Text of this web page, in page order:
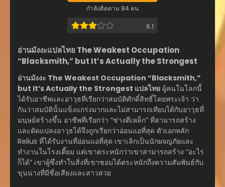
กำลังติดตาม 84 คน
6.1
อ่านมังงะแปลไทย The Weakest Occupation
“Blacksmith,” but It’s Actually the Strongest
อ่านมังงะ The Weakest Occupation “Blacksmith,”
but It’s Actually the Strongest แปลไทย ผู้คนในโลกนี้
ได้รับอาชีพและอาวุธที่เรียกว่าสมบัติศักดิ์สิทธิ์โดยพระเจ้า ว่า
กันว่าสมบัตินั้นแข็งแกร่งมากและไม่สามารถเทียบได้กับอาวุธที่
มนุษย์สร้างขึ้น อาชีพที่เรียกว่า “ช่างตีเหล็ก” ที่สามารถสร้าง
และดัดแปลงอาวุธได้จึงถูกเรียกว่าอ่อนแอที่สุด ตัวเอกหลัก
Relius ที่ได้รับงานที่อ่อนแอที่สุด เขาเลิกเป็นนักผจญภัยและ
ทำงานในโรงเตี๊ยม แต่เขาตระหนักว่าเขาสามารถสร้าง “อะไร
ก็ได้” เขาผู้ซึ่งทำในสิ่งที่เขาชอบได้ตระหนักถึงความสัมพันธ์กับ
ขุนนางที่มีชื่อเสียงและสาวสวย